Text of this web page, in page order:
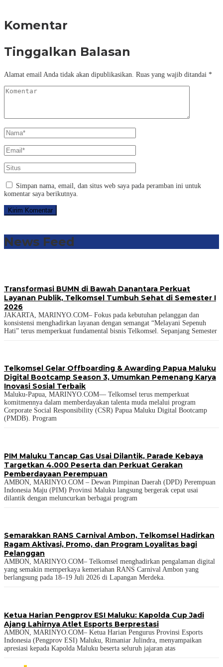
Komentar
Tinggalkan Balasan
Alamat email Anda tidak akan dipublikasikan. Ruas yang wajib ditandai *
Simpan nama, email, dan situs web saya pada peramban ini untuk
komentar saya berikutnya.
News Feed
Transformasi BUMN di Bawah Danantara Perkuat
Layanan Publik, Telkomsel Tumbuh Sehat di Semester I
2026
JAKARTA, MARINYO.COM– Fokus pada kebutuhan pelanggan dan
konsistensi menghadirkan layanan dengan semangat “Melayani Sepenuh
Hati” terus memperkuat fundamental bisnis Telkomsel. Sepanjang Semester
Telkomsel Gelar Offboarding & Awarding Papua Maluku
Digital Bootcamp Season 3, Umumkan Pemenang Karya
Inovasi Sosial Terbaik
Maluku-Papua, MARINYO.COM— Telkomsel terus memperkuat
komitmennya dalam memberdayakan talenta muda melalui program
Corporate Social Responsibility (CSR) Papua Maluku Digital Bootcamp
(PMDB). Program
PIM Maluku Tancap Gas Usai Dilantik, Parade Kebaya
Targetkan 4.000 Peserta dan Perkuat Gerakan
Pemberdayaan Perempuan
AMBON, MARINYO.COM – Dewan Pimpinan Daerah (DPD) Perempuan
Indonesia Maju (PIM) Provinsi Maluku langsung bergerak cepat usai
dilantik dengan meluncurkan berbagai program
Semarakkan RANS Carnival Ambon, Telkomsel Hadirkan
Ragam Aktivasi, Promo, dan Program Loyalitas bagi
Pelanggan
AMBON, MARINYO.COM– Telkomsel menghadirkan pengalaman digital
yang semakin memperkaya kemeriahan RANS Carnival Ambon yang
berlangsung pada 18–19 Juli 2026 di Lapangan Merdeka.
Ketua Harian Pengprov ESI Maluku: Kapolda Cup Jadi
Ajang Lahirnya Atlet Esports Berprestasi
AMBON, MARINYO.COM– Ketua Harian Pengurus Provinsi Esports
Indonesia (Pengprov ESI) Maluku, Rimaniar Julindra, menyampaikan
apresiasi kepada Kapolda Maluku beserta seluruh jajaran atas